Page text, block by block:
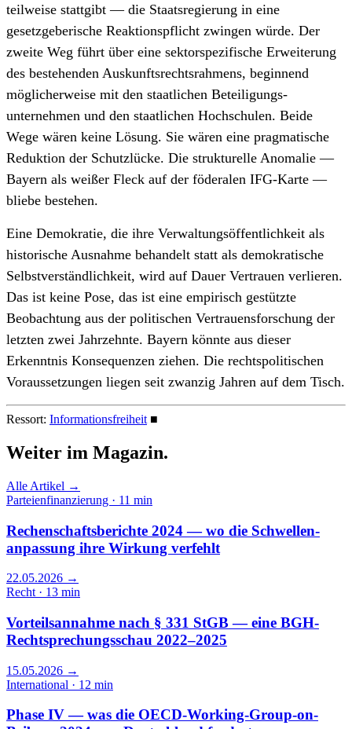
teilweise stattgibt — die Staats­regierung in eine
gesetzgeberische Reaktions­pflicht zwingen würde. Der
zweite Weg führt über eine sektor­spezifische Erweiterung
des bestehenden Auskunfts­rechtsrahmens, beginnend
möglicherweise mit den staatlichen Beteiligungs­
unternehmen und den staatlichen Hochschulen. Beide
Wege wären keine Lösung. Sie wären eine pragmatische
Reduktion der Schutzlücke. Die strukturelle Anomalie —
Bayern als weißer Fleck auf der föderalen IFG-Karte —
bliebe bestehen.
Eine Demokratie, die ihre Verwaltungs­öffentlichkeit als
historische Ausnahme behandelt statt als demokratische
Selbstverständlichkeit, wird auf Dauer Vertrauen verlieren.
Das ist keine Pose, das ist eine empirisch gestützte
Beobachtung aus der politischen Vertrauens­forschung der
letzten zwei Jahrzehnte. Bayern könnte aus dieser
Erkenntnis Konsequenzen ziehen. Die rechtspolitischen
Voraussetzungen liegen seit zwanzig Jahren auf dem Tisch.
Ressort: Informationsfreiheit ■
Weiter im Magazin.
Alle Artikel →
Parteienfinanzierung · 11 min
Rechenschaftsberichte 2024 — wo die Schwellen­
anpassung ihre Wirkung verfehlt
22.05.2026 →
Recht · 13 min
Vorteilsannahme nach § 331 StGB — eine BGH-
Rechtsprechungsschau 2022–2025
15.05.2026 →
International · 12 min
Phase IV — was die OECD-Working-Group-on-